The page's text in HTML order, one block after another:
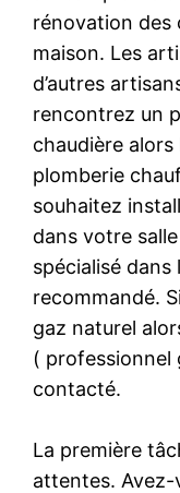
rénovation des
maison. Les
d’autres
rencontrez un
chaudière alors
plomberie
souhaitez
dans votre
spécialisé dans
recommandé.
gaz naturel
( professionnel
contacté.
La première
attentes. Avez-